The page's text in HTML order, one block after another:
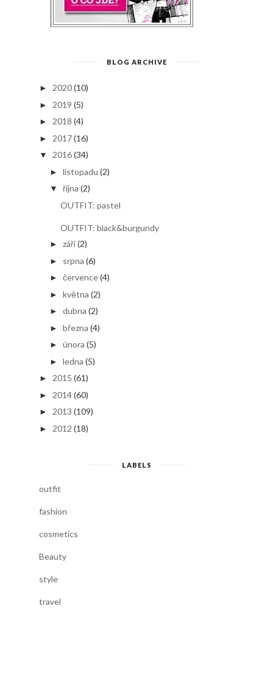
BLOG ARCHIVE
► 2020(10)
► 2019 (5)
► 2018 (4)
► 2017(16)
▼ 2016(34)
► listopadu (2)
▼ října (2)
OUTFIT: pastel
OUTFIT: black&burgundy
► září(2)
► srpna (6)
► července(4)
► května (2)
► dubna (2)
► března (4)
► února (5)
► ledna (5)
► 2015 (61)
► 2014(60)
► 2013 (109)
► 2012 (18)
LABELS
outfit
fashion
cosmetics
Beauty
style
travel